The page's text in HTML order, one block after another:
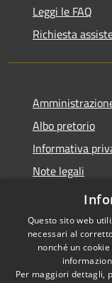
Leggi le FAQ
Richiesta
Albo pretorio
Informativa
Note legali
Dichiarazione
Questo sito web
necessari al
nonché un
Per maggiori dettagli,